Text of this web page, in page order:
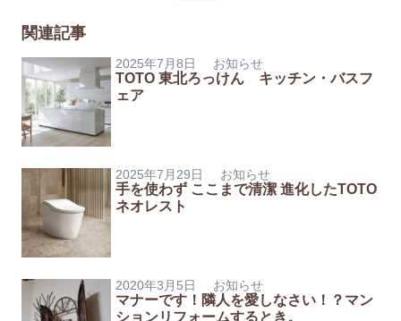
関連記事
2025年7月8日 お知らせ
TOTO 東北ろっけん キッチン・バスフ
ェア
2025年7月29日 お知らせ
手を使わず ここまで清潔 進化したTOTO
ネオレスト
2020年3月5日 お知らせ
マナーです！隣人を愛しなさい！？マン
ションリフォームするとき。